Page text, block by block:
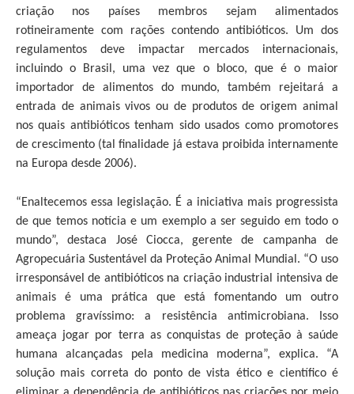
criação nos países membros sejam alimentados
rotineiramente com rações contendo antibióticos. Um dos
regulamentos deve impactar mercados internacionais,
incluindo o Brasil, uma vez que o bloco, que é o maior
importador de alimentos do mundo, também rejeitará a
entrada de animais vivos ou de produtos de origem animal
nos quais antibióticos tenham sido usados como promotores
de crescimento (tal finalidade já estava proibida internamente
na Europa desde 2006).
“Enaltecemos essa legislação. É a iniciativa mais progressista
de que temos notícia e um exemplo a ser seguido em todo o
mundo”, destaca José Ciocca, gerente de campanha de
Agropecuária Sustentável da Proteção Animal Mundial. “O uso
irresponsável de antibióticos na criação industrial intensiva de
animais é uma prática que está fomentando um outro
problema gravíssimo: a resistência antimicrobiana. Isso
ameaça jogar por terra as conquistas de proteção à saúde
humana alcançadas pela medicina moderna”, explica. “A
solução mais correta do ponto de vista ético e científico é